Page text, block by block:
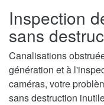
Inspection
sans
Canalisations
génération et à
caméras, votre
sans destruction